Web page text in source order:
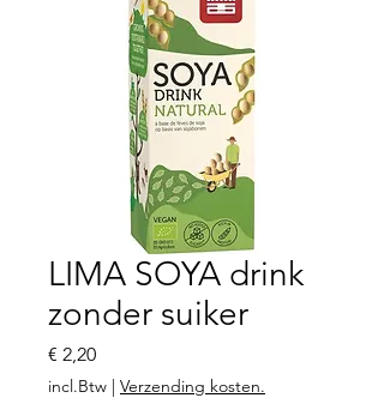
LIMA SOYA drink
zonder suiker
€ 2,20Prijs
incl.Btw | Verzending kosten.